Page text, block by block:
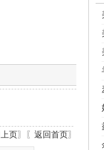
页〗〖 返回首页〗